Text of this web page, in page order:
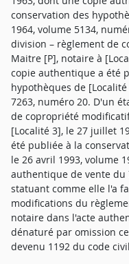
conservation des
1964, volume 5134,
division – règlement de
Maitre [P], notaire à
copie authentique a été
hypothèques de
7263, numéro 20. D'un
de copropriété
[Localité 3], le 27 juillet
été publiée à la
le 26 avril 1993, volume
authentique de vente du
statuant comme elle l'a
modifications du
notaire dans l'acte
dénaturé par omission
devenu 1192 du code